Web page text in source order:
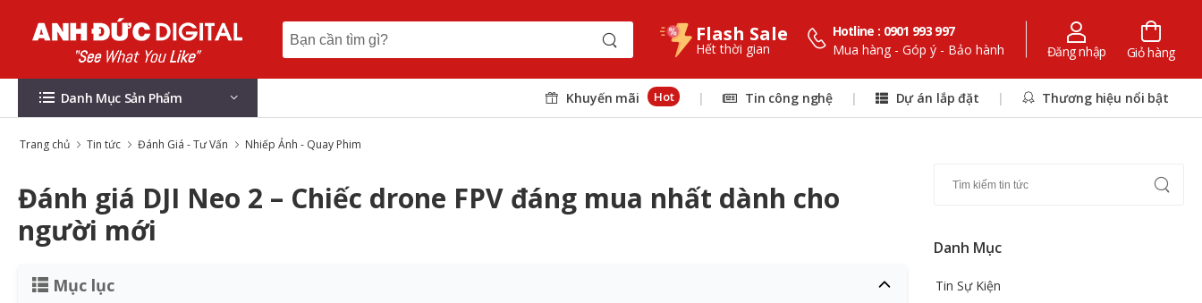
Flash Sale
Hết thời gian
Hotline : 0901 993 997
Mua hàng - Góp ý - Bảo hành
Đăng nhập Giỏ hàng
Danh Mục Sản Phẩm Khuyến mãi Hot | Tin công nghệ | Dự án lắp đặt | Thương hiệu nổi bật
Trang chủ Tin tức Đánh Giá - Tư Vấn Nhiếp Ảnh - Quay Phim
Đánh giá DJI Neo 2 – Chiếc drone FPV đáng mua nhất dành cho
người mới
Mục lục
Danh Mục
Tin Sự Kiện